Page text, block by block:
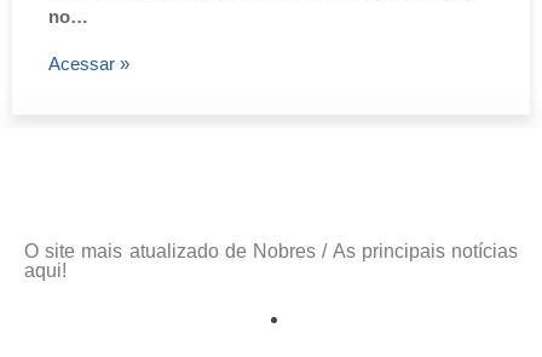
no…
Acessar »
O site mais atualizado de Nobres / As principais notícias
aqui!